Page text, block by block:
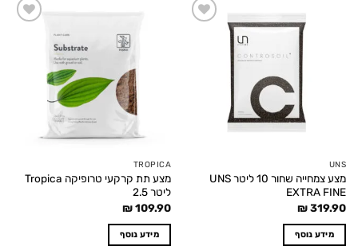
UNS
מצע צמחייה שחור 10 ליטר UNS
EXTRA FINE
₪319.90
מידע נוסף
TROPICA
מצע תת קרקעי טרופיקה Tropica
ליטר 2.5
₪109.90
מידע נוסף